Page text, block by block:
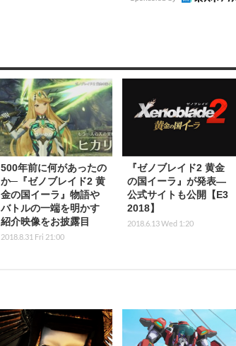
500年前に何があったの
か─『ゼノブレイド2 黄
金の国イーラ』物語や
バトルの一端を明かす
紹介映像をお披露目
2018.8.31 Fri 21:00
『ゼノブレイド2 黄金
の国イーラ』が発表―
公式サイトも公開【E3
2018】
2018.6.13 Wed 1:20